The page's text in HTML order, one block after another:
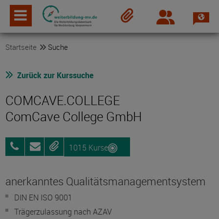
Login
Startseite Suche
Zurück zur Kurssuche
COMCAVE.COLLEGE
ComCave College GmbH
0800
25072012
AnfragenMerken1015 Kurse
anerkanntes Qualitätsmanagementsystem
DIN EN ISO 9001
Trägerzulassung nach AZAV